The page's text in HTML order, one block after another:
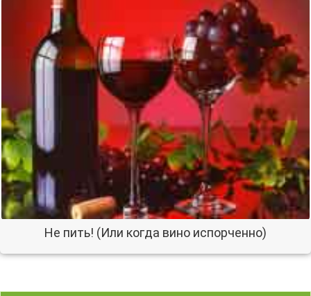
Не пить! (Или когда вино испорченно)